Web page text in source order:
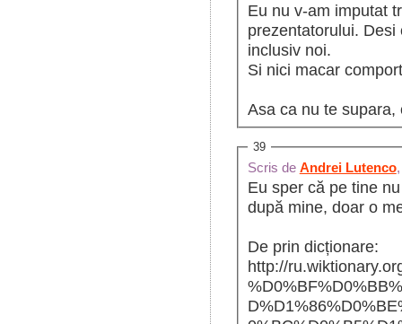
Eu nu v-am imputat
prezentatorului.
inclusiv noi.
Si nici macar
Asa ca nu te supara,
39
Scris de Andrei Lutenco
Eu sper că pe tine
după mine, doar o
De prin dicționare:
http://